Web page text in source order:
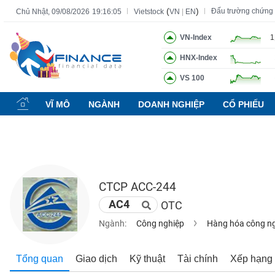
Chủ Nhật, 09/08/2026 19:16:06 Vietstock (VN EN) Đấu trường chứng
VN-Index
HNX-Index
VS 100
VĨ MÔ NGÀNH DOANH NGHIỆP CỔ PHIẾU
CTCP ACC-244
AC4 OTC
Ngành: Công nghiệp Hàng hóa công
Tổng quan Giao dịch Kỹ thuật Tài chính Xếp hạng
Tất cả Tính năng Ngành Mã chứng khoán Lãnh đạo
Tính
năng
(-)
CHỨNG
KHOÁN
NGHIỆP